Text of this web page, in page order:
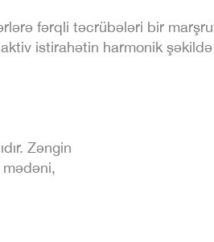
fərqli təcrübələri bir
istirahətin harmonik
Zəngin